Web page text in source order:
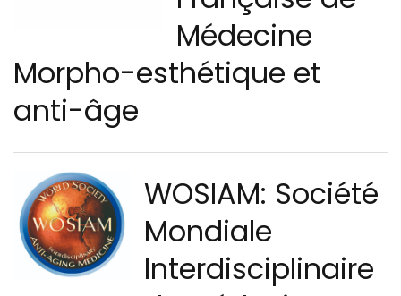
Médecine
Morpho-esthétique et
anti-âge
WOSIAM: Société
Mondiale
Interdisciplinaire